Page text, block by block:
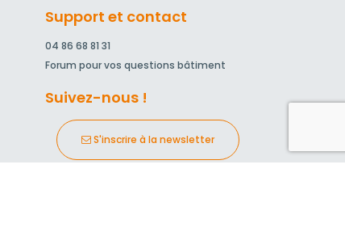
Support et contact
04 86 68 81 31
Forum pour vos questions bâtiment
Suivez-nous !
S'inscrire à la newsletter